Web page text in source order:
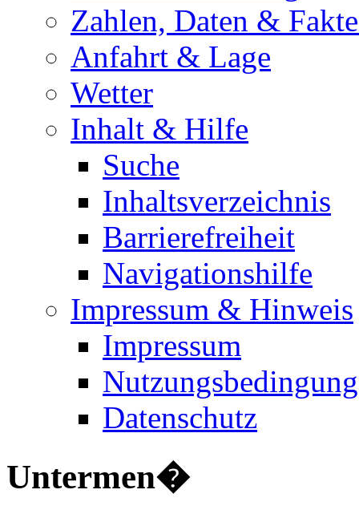
Zahlen, Daten &
Anfahrt & Lage
Wetter
Inhalt & Hilfe
Suche
Inhaltsverzeichnis
Barrierefreiheit
Navigationshilfe
Impressum & Hinweis
Impressum
Datenschutz
Untermen�